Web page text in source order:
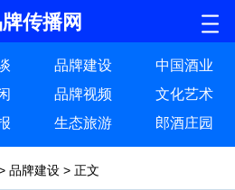
传播网
品牌建设
中国酒业
品牌视频
文化艺术
生态旅游 郎酒庄园
品牌建设 > 正文